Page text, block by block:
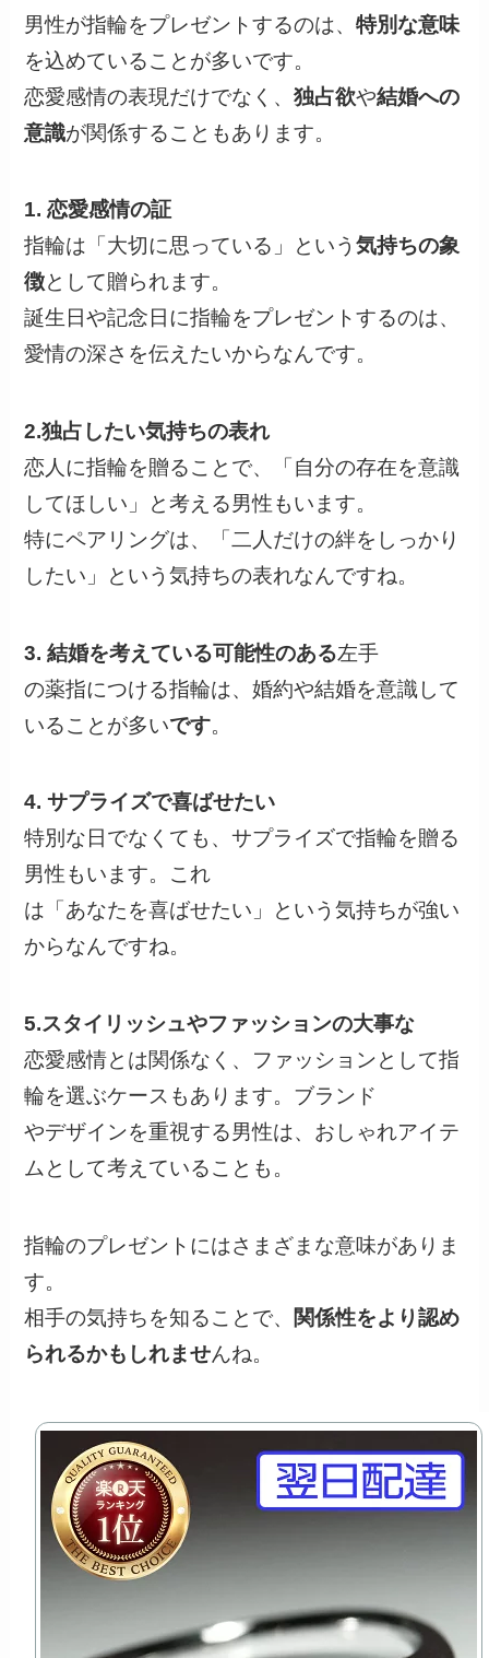
男性が指輪をプレゼントするのは、特別な意味
を込めていることが多いです。
恋愛感情の表現だけでなく、独占欲や結婚への
意識が関係することもあります。
1. 恋愛感情の証
指輪は「大切に思っている」という気持ちの象
徴として贈られます。
誕生日や記念日に指輪をプレゼントするのは、
愛情の深さを伝えたいからなんです。
2.独占したい気持ちの表れ
恋人に指輪を贈ることで、「自分の存在を意識
してほしい」と考える男性もいます。
特にペアリングは、「二人だけの絆をしっかり
したい」という気持ちの表れなんですね。
3. 結婚を考えている可能性のある左手
の薬指につける指輪は、婚約や結婚を意識して
いることが多いです。
4. サプライズで喜ばせたい
特別な日でなくても、サプライズで指輪を贈る
男性もいます。これ
は「あなたを喜ばせたい」という気持ちが強い
からなんですね。
5.スタイリッシュやファッションの大事な
恋愛感情とは関係なく、ファッションとして指
輪を選ぶケースもあります。ブランド
やデザインを重視する男性は、おしゃれアイテ
ムとして考えていることも。
指輪のプレゼントにはさまざまな意味がありま
す。
相手の気持ちを知ることで、 関係性をより認め
られるかもしれませんね。